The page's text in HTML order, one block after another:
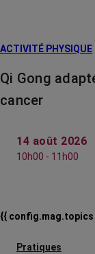
ACTIVITÉ PHYSIQUE
Qi Gong
cancer
14 août 2026
10h00 - 11h00
{{ config.mag.topics
Pratiques